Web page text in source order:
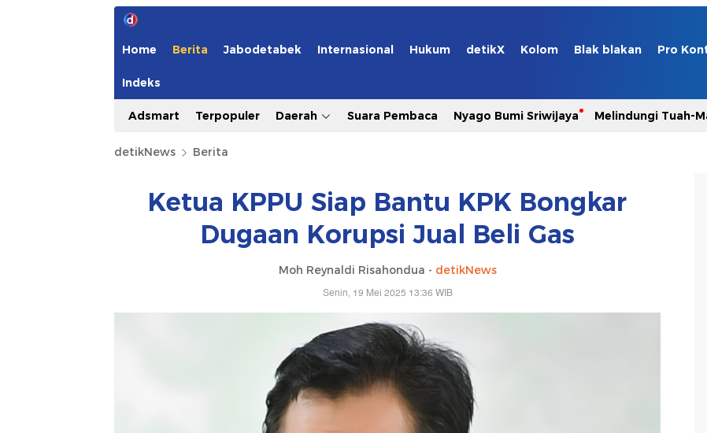
Home Berita Jabodetabek Internasional Hukum detikX Kolom Blak blakan Pro
Indeks
Adsmart Terpopuler Daerah Suara Pembaca Nyago Bumi Sriwijaya Melindungi Tuah-
detikNews Berita
Ketua KPPU Siap Bantu KPK Bongkar
Dugaan Korupsi Jual Beli Gas
Moh Reynaldi Risahondua - detikNews
Senin, 19 Mei 2025 13:36 WIB